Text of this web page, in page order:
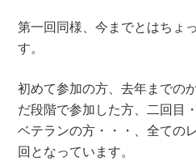
第一回同様、今までとはちょ
す。
初めて参加の方、去年までの
だ段階で参加した方、二回目
ベテランの方・・・、全ての
回となっています。